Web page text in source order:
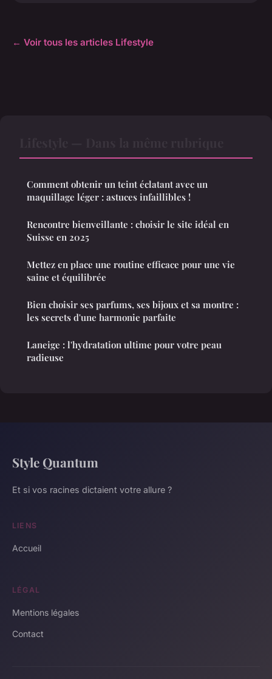
← Voir tous les articles Lifestyle
Comment obtenir un teint éclatant avec un
maquillage léger : astuces infaillibles !
Rencontre bienveillante : choisir le site idéal en
Suisse en 2025
Mettez en place une routine efficace pour une vie
saine et équilibrée
Bien choisir ses parfums, ses bijoux et sa montre :
les secrets d'une harmonie parfaite
Laneige : l'hydratation ultime pour votre peau
radieuse
Style Quantum
Et si vos racines dictaient votre allure ?
LIENS
Accueil
LÉGAL
Mentions légales
Contact